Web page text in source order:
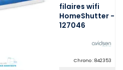
filaires wifi
HomeShutter -
127046
Chrono : 842353